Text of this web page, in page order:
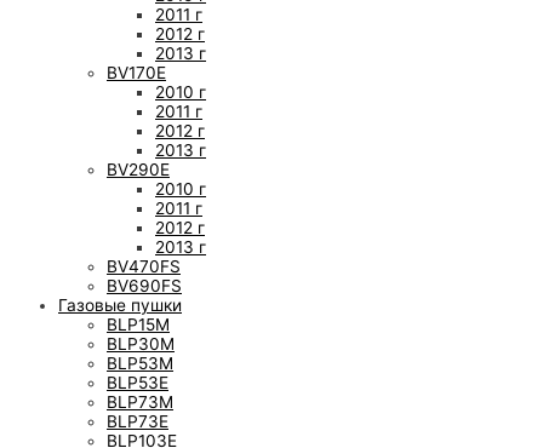
2011 г
2012 г
2013 г
BV170E
2010 г
2011 г
2012 г
2013 г
BV290E
2010 г
2011 г
2012 г
2013 г
BV470FS
BV690FS
Газовые пушки
BLP15M
BLP30M
BLP53M
BLP53E
BLP73M
BLP73E
BLP103E